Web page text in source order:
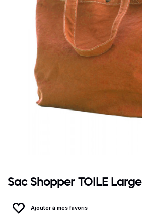
Sac Shopper TOILE Large
Ajouter à mes favoris